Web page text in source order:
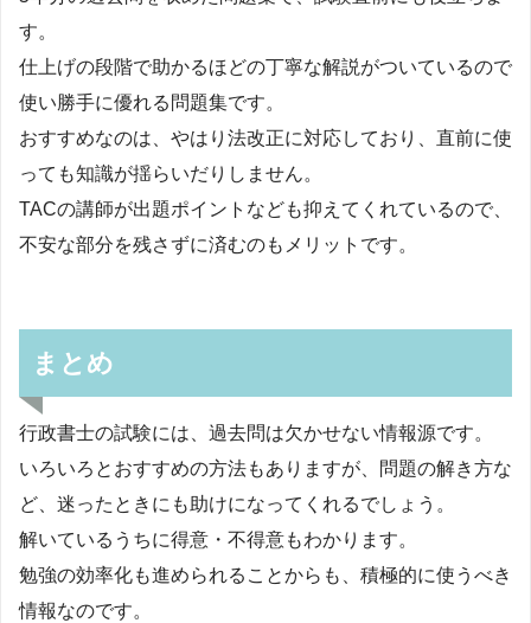
す。
仕上げの段階で助かるほどの丁寧な解説がついているので
使い勝手に優れる問題集です。
おすすめなのは、やはり法改正に対応しており、直前に使
っても知識が揺らいだりしません。
TACの講師が出題ポイントなども抑えてくれているので、
不安な部分を残さずに済むのもメリットです。
まとめ
行政書士の試験には、過去問は欠かせない情報源です。
いろいろとおすすめの方法もありますが、問題の解き方な
ど、迷ったときにも助けになってくれるでしょう。
解いているうちに得意・不得意もわかります。
勉強の効率化も進められることからも、積極的に使うべき
情報なのです。